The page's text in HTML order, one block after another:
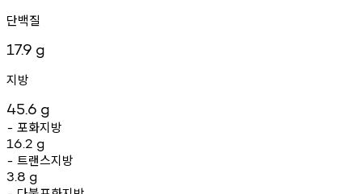
단백질
17.9 g
지방
45.6 g
- 포화지방
16.2 g
- 트랜스지방
3.8 g